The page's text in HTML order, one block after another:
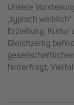
Unsere
„typisch
Erziehung, Kultur
Gleichzeitig
hinterfragt,